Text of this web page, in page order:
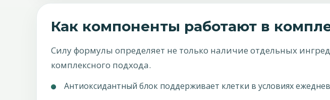
Как компоненты работают в
Силу формулы определяет не только наличие отдельных
комплексного подхода.
Антиоксидантный блок поддерживает клетки в условиях